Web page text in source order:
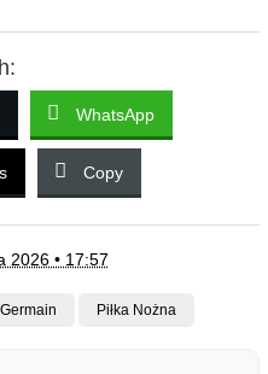
WhatsApp
Copy
2026 • 17:57
Piłka Nożna